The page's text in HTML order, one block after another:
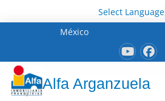
Select Language
México
Alfa Arganzuela